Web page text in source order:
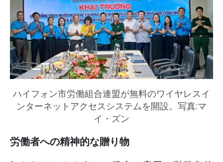
ハイフォン市労働組合連盟が無料のワイヤレスイ
ンターネットアクセスシステムを開設。写真:マ
イ・ズン
労働者への精神的な贈り物